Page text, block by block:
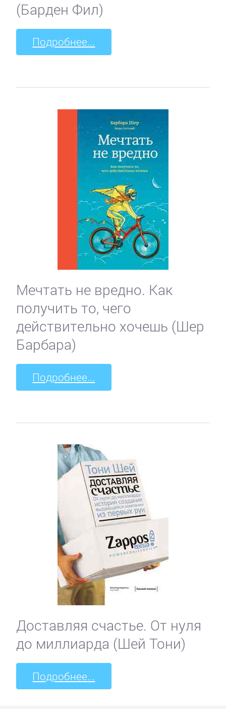
(Барден Фил)
Подробнее...
Мечтать не вредно. Как
получить то, чего
действительно хочешь (Шер
Барбара)
Подробнее...
Доставляя счастье. От нуля
до миллиарда (Шей Тони)
Подробнее...